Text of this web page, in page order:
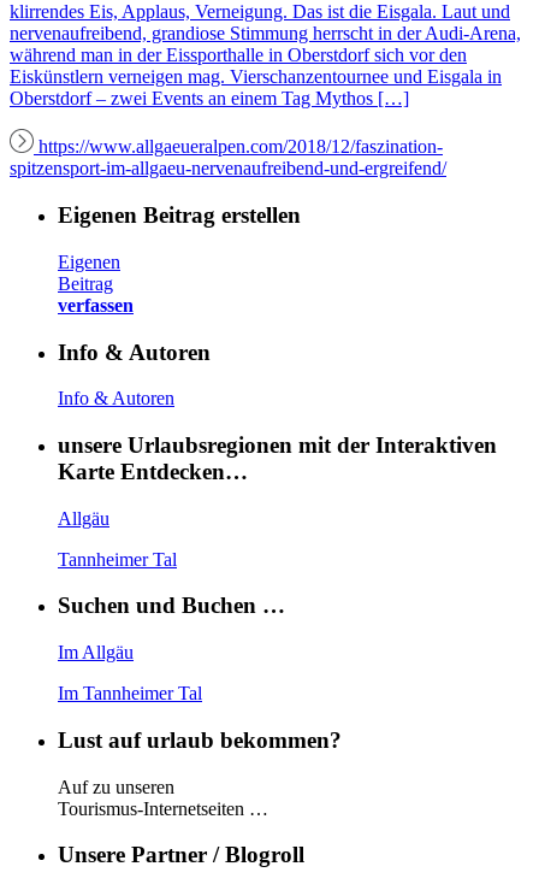
klirrendes Eis, Applaus, Verneigung. Das ist die Eisgala. Laut und
nervenaufreibend, grandiose Stimmung herrscht in der Audi-Arena,
während man in der Eissporthalle in Oberstdorf sich vor den
Eiskünstlern verneigen mag. Vierschanzentournee und Eisgala in
Oberstdorf – zwei Events an einem Tag Mythos […]
https://www.allgaeueralpen.com/2018/12/faszination-
spitzensport-im-allgaeu-nervenaufreibend-und-ergreifend/
Eigenen Beitrag erstellen
Eigenen
Beitrag
verfassen
Info & Autoren
Info & Autoren
unsere Urlaubsregionen mit der Interaktiven
Karte Entdecken…
Allgäu
Tannheimer Tal
Suchen und Buchen …
Im Allgäu
Im Tannheimer Tal
Lust auf urlaub bekommen?
Auf zu unseren
Tourismus-Internetseiten …
Unsere Partner / Blogroll